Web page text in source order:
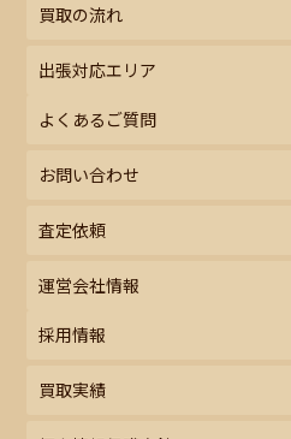
買取の流れ
出張対応エリア
よくあるご質問
お問い合わせ
査定依頼
運営会社情報
採用情報
買取実績